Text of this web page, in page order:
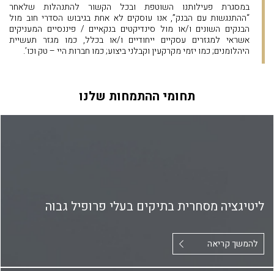
במסגרת פעילותנו השוטפת ובכל הקשור להתנהלות שלאחר
“ההתנגשות עם הבנק”, אנו עוסקים לא אחת בגיבוש הסדרי חוב מול
הבנקים השונים ו/או מול סינדיקטים בנקאיים / פיננסיים המעניקים
אשראי למגזרים עסקיים ייחודיים ו/או בכלל, כמו מגזר תעשיית
היהלומנים; כמו יזמי מקרקעין וקבלני ביצוע; כמו חברות היי – טק וכו’.
תחומי ההתמחות שלנו
ליטיגציה מסחרית בתיקים בעלי פרופיל גבוה
להמשך קריאה